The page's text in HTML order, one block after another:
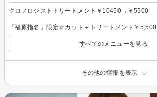
クロノロジストトリートメント￥10450→￥5500
『福原指名』限定☆カット＋トリートメント￥5,500
すべてのメニューを見る
その他の情報を表示